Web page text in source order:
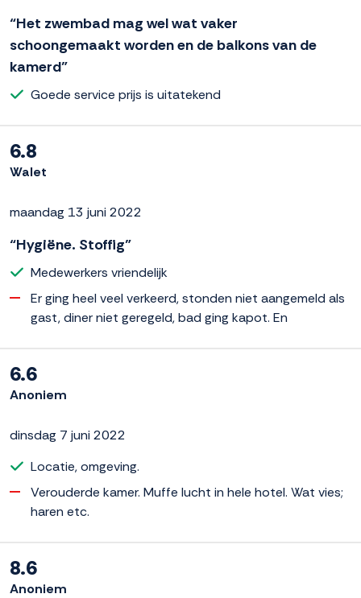
“Het zwembad mag wel wat vaker
schoongemaakt worden en de balkons van de
kamerd”
Goede service prijs is uitatekend
6.8
Walet
maandag 13 juni 2022
“Hygiëne. Stoffig”
Medewerkers vriendelijk
Er ging heel veel verkeerd, stonden niet aangemeld als
gast, diner niet geregeld, bad ging kapot. En
6.6
Anoniem
dinsdag 7 juni 2022
Locatie, omgeving.
Verouderde kamer. Muffe lucht in hele hotel. Wat vies;
haren etc.
8.6
Anoniem